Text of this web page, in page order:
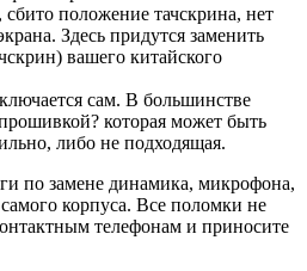
сбито положение тачскрина, нет
Здесь придутся заменить
вашего китайского
сам. В большинстве
которая может быть
либо не подходящая.
по замене динамика, микрофона,
корпуса. Все поломки не
телефонам и приносите